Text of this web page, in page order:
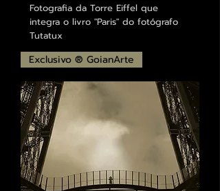
Fotografia da Torre Eiffel que
integra o livro "Paris" do fotógrafo
Tutatux
Exclusivo ® GoianArte